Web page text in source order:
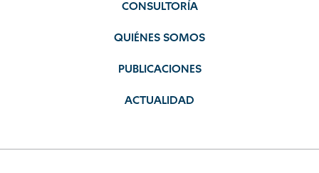
CONSULTORÍA
QUIÉNES SOMOS
PUBLICACIONES
ACTUALIDAD